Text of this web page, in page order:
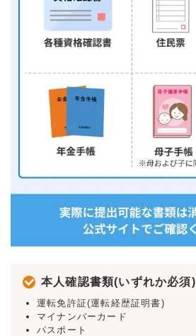
本人確認書類(いずれか必須)
運転免許証(運転経歴証明書)
マイナンバーカード
パスポート